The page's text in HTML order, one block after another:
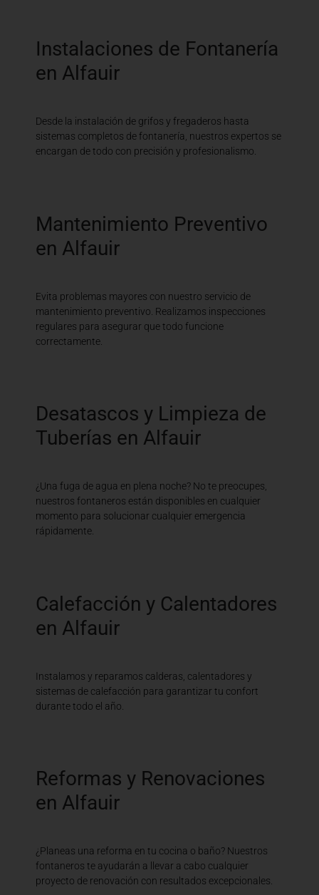
Instalaciones de Fontanería
en Alfauir
Desde la instalación de grifos y fregaderos hasta
sistemas completos de fontanería, nuestros expertos se
encargan de todo con precisión y profesionalismo.
Mantenimiento Preventivo
en Alfauir
Evita problemas mayores con nuestro servicio de
mantenimiento preventivo. Realizamos inspecciones
regulares para asegurar que todo funcione
correctamente.
Desatascos y Limpieza de
Tuberías en Alfauir
¿Una fuga de agua en plena noche? No te preocupes,
nuestros fontaneros están disponibles en cualquier
momento para solucionar cualquier emergencia
rápidamente.
Calefacción y Calentadores
en Alfauir
Instalamos y reparamos calderas, calentadores y
sistemas de calefacción para garantizar tu confort
durante todo el año.
Reformas y Renovaciones
en Alfauir
¿Planeas una reforma en tu cocina o baño? Nuestros
fontaneros te ayudarán a llevar a cabo cualquier
proyecto de renovación con resultados excepcionales.